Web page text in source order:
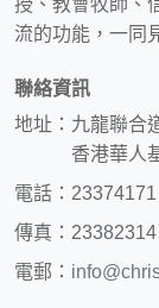
授、教會牧師、
流的功能，一同
聯絡資訊
地址：九龍聯合
香港華人基
電話：23374171
傳真：23382314
電郵：